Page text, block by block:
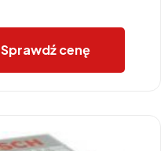
Sprawdź cenę